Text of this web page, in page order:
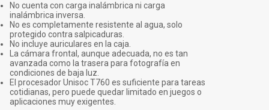
No cuenta con carga inalámbrica ni carga
inalámbrica inversa.
No es completamente resistente al agua, solo
protegido contra salpicaduras.
No incluye auriculares en la caja.
La cámara frontal, aunque adecuada, no es tan
avanzada como la trasera para fotografía en
condiciones de baja luz.
El procesador Unisoc T760 es suficiente para tareas
cotidianas, pero puede quedar limitado en juegos o
aplicaciones muy exigentes.